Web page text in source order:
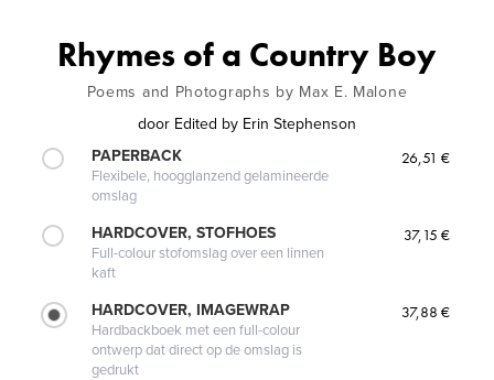
Rhymes of a Country Boy
Poems and Photographs by Max E. Malone
door Edited by Erin Stephenson
PAPERBACK
Flexibele, hoogglanzend gelamineerde
omslag
26,51 €
HARDCOVER, STOFHOES
Full-colour stofomslag over een linnen
kaft
37,15 €
HARDCOVER, IMAGEWRAP
Hardbackboek met een full-colour
ontwerp dat direct op de omslag is
gedrukt
37,88 €